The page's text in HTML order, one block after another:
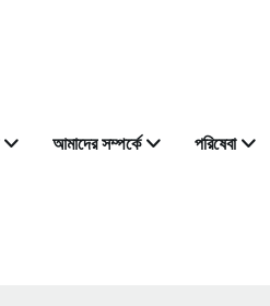
আমাদের সম্পর্কে পরিষেবা